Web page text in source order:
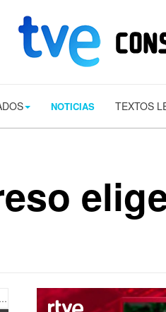
NOTICIAS TEXTOS